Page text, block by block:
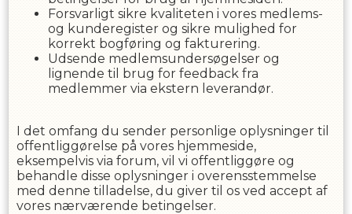
Forsvarligt sikre kvaliteten i vores medlems-
og kunderegister og sikre mulighed for
korrekt bogføring og fakturering.
Udsende medlemsundersøgelser og
lignende til brug for feedback fra
medlemmer via ekstern leverandør.
I det omfang du sender personlige oplysninger til
offentliggørelse på vores hjemmeside,
eksempelvis via forum, vil vi offentliggøre og
behandle disse oplysninger i overensstemmelse
med denne tilladelse, du giver til os ved accept af
vores nærværende betingelser.